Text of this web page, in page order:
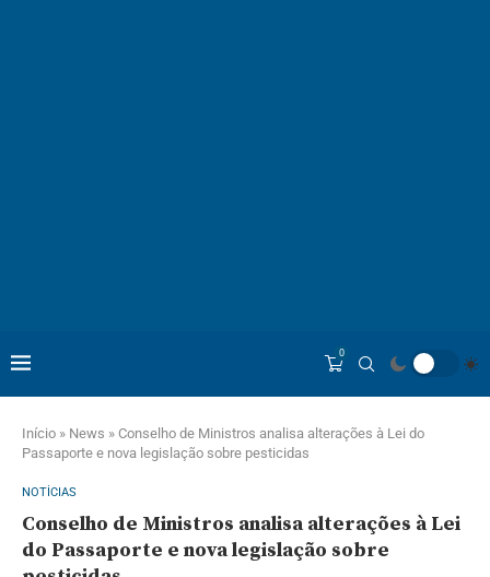
0
Início » News » Conselho de Ministros analisa alterações à Lei do
Passaporte e nova legislação sobre pesticidas
NOTÍCIAS
Conselho de Ministros analisa alterações à Lei
do Passaporte e nova legislação sobre